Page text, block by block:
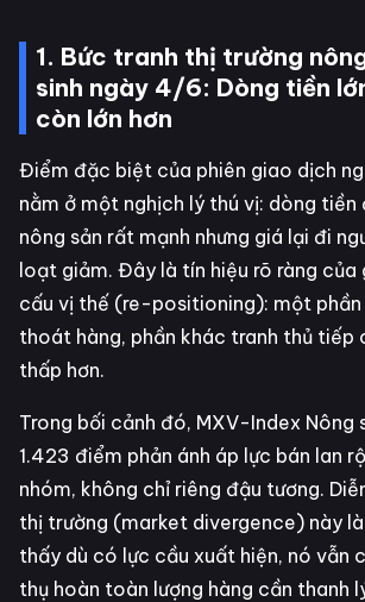
1. Bức tranh thị trường
sinh ngày 4/6: Dòng tiền
còn lớn hơn
Điểm đặc biệt của phiên giao dịch
nằm ở một nghịch lý thú vị: dòng tiền
nông sản rất mạnh nhưng giá lại đi
loạt giảm. Đây là tín hiệu rõ ràng của
cấu vị thế (re-positioning): một
thoát hàng, phần khác tranh thủ tiếp
thấp hơn.
Trong bối cảnh đó, MXV-Index Nông
1.423 điểm phản ánh áp lực bán lan
nhóm, không chỉ riêng đậu tương.
thị trường (market divergence) này
thấy dù có lực cầu xuất hiện, nó vẫn
thụ hoàn toàn lượng hàng cần thanh